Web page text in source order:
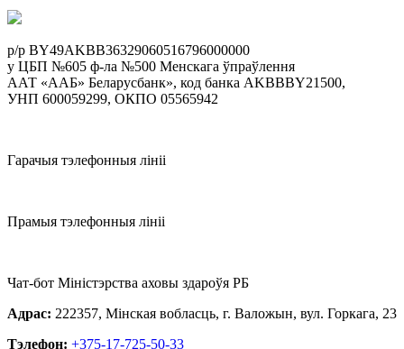
p/р BY49AKBB36329060516796000000
у ЦБП №605 ф-ла №500 Менскага ўпраўлення
ААТ «ААБ» Беларусбанк», код банка AKBBBY21500,
УНП 600059299, ОКПО 05565942
Гарачыя тэлефонныя лініі
Прамыя тэлефонныя лініі
Чат-бот Міністэрства аховы здароўя РБ
Адрас: 222357, Мінская вобласць, г. Валожын, вул. Горкага, 23
Тэлефон: +375-17-725-50-33